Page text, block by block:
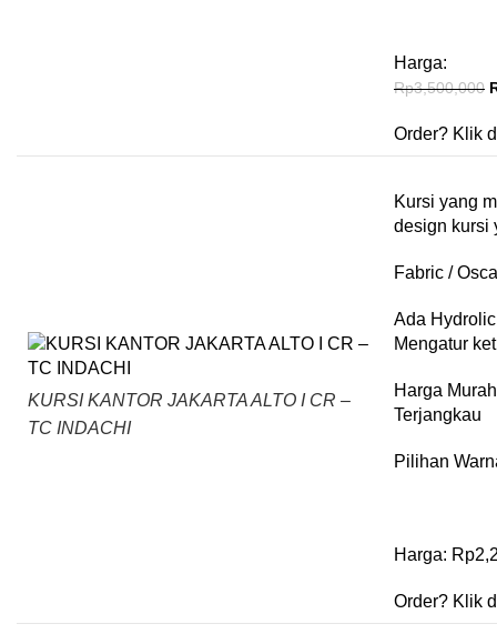
Harga:
Rp3,500,000
Order? Klik
KURSI KANTOR JAKARTA ALTO I CR –
TC INDACHI
Kursi yang
design kursi
Fabric /
Ada
Mengatur
Harga
Terjangkau
Pilihan
Harga: Rp
Order? Klik